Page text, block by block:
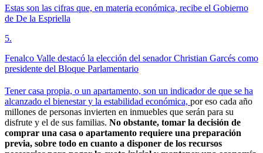
Estas son las cifras que, en materia económica, recibe el Gobierno
de De la Espriella
5.
Fenalco Valle destacó la elección del senador Christian Garcés como
presidente del Bloque Parlamentario
Tener casa propia, o un apartamento, son un indicador de que se ha
alcanzado el bienestar y la estabilidad económica, por eso cada año
millones de personas invierten en inmuebles que serán para su
disfrute y el de sus familias. No obstante, tomar la decisión de
comprar una casa o apartamento requiere una preparación
previa, sobre todo en cuanto a disponer de los recursos